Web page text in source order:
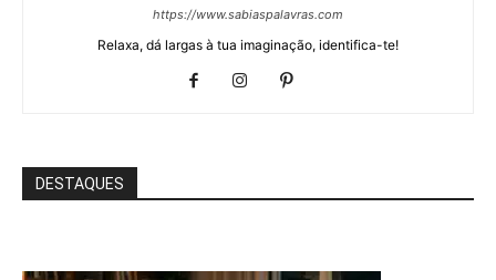
https://www.sabiaspalavras.com
Relaxa, dá largas à tua imaginação, identifica-te!
DESTAQUES